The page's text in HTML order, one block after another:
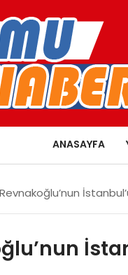
ANASAYFA
Revnakoğlu’nun